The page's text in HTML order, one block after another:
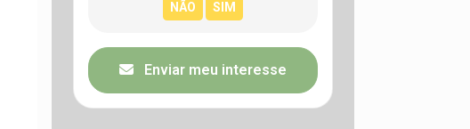
Enviar meu interesse